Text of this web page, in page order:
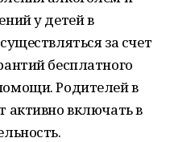
у детей в
за счет
бесплатного
Родителей в
активно включать в